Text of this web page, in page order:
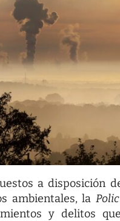
a disposición
ambientales, la
y delitos